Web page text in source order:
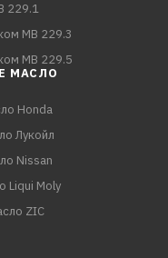
229.1
MB 229.3
MB 229.5
МАСЛО
Honda
Лукойл
Nissan
Liqui Moly
ZIC